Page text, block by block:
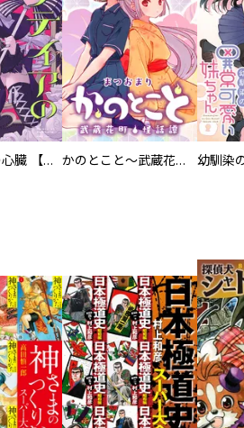
アンテイアの心臓 【連載版】 かのとこと～武蔵花町怪話譚～ 【連載版】